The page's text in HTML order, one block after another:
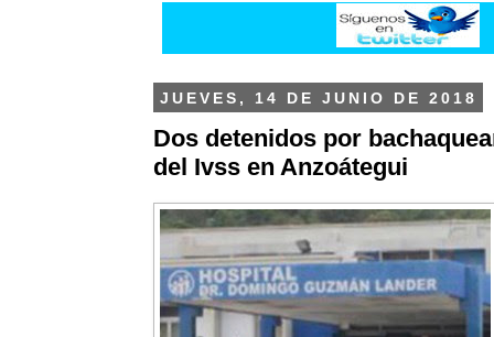
JUEVES, 14 DE JUNIO DE 2018
Dos detenidos por
del Ivss en Anzoátegui